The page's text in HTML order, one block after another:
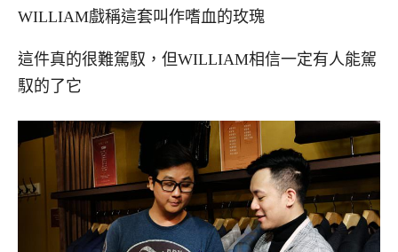
WILLIAM戲稱這套叫作嗜血的玫瑰
這件真的很難駕馭，但WILLIAM相信一定有人能駕
馭的了它